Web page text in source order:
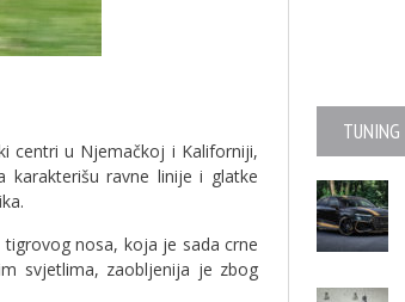
centri u Njemačkoj i Kaliforniji,
karakterišu ravne linije i glatke
nosa, koja je sada crne
svjetlima, zaobljenija je zbog
TUNING